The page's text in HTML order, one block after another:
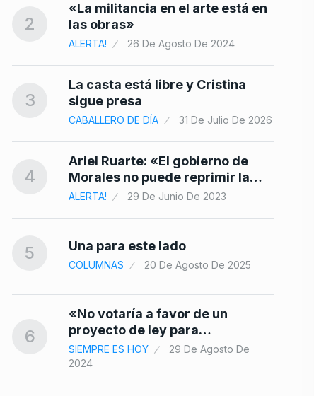
2
«La militancia en el arte está en
las obras»
ALERTA! 26 De Agosto De 2024
3
La casta está libre y Cristina
sigue presa
CABALLERO DE DÍA 31 De Julio De 2026
4
Ariel Ruarte: «El gobierno de
Morales no puede reprimir la…
ALERTA! 29 De Junio De 2023
5 Una para este lado
COLUMNAS 20 De Agosto De 2025
6
«No votaría a favor de un
proyecto de ley para…
SIEMPRE ES HOY
29 De Agosto De
2024